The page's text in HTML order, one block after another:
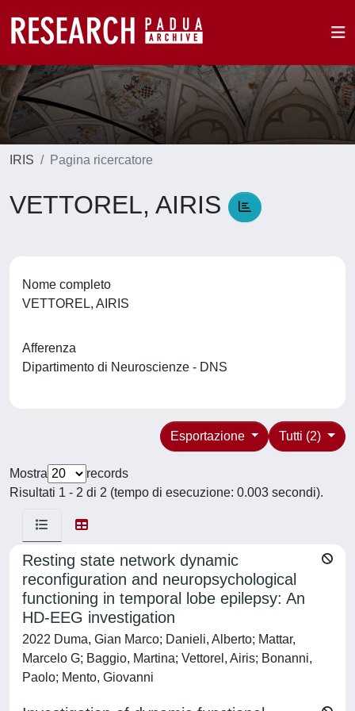
IRIS Pagina ricercatore
VETTOREL, AIRIS
Nome completo
VETTOREL, AIRIS
Afferenza
Dipartimento di Neuroscienze - DNS
Tutti (2)
Esportazione
Mostra
records
Risultati 1 - 2 di 2 (tempo di esecuzione: 0.003 secondi).
Resting state network dynamic
reconfiguration and neuropsychological
functioning in temporal lobe epilepsy: An
HD-EEG investigation
2022 Duma, Gian Marco; Danieli, Alberto; Mattar,
Marcelo G; Baggio, Martina; Vettorel, Airis; Bonanni,
Paolo; Mento, Giovanni